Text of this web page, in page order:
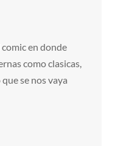
en donde
como clasicas,
se nos vaya